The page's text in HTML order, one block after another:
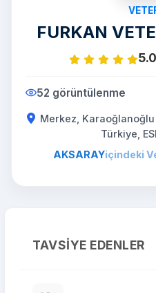
FURKAN
5.0
52 görüntülenme
Merkez,
Türkiye,
AKSARAYiçindeki
TAVSIYE EDENLER